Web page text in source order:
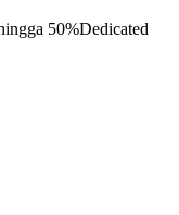
50%Dedicated